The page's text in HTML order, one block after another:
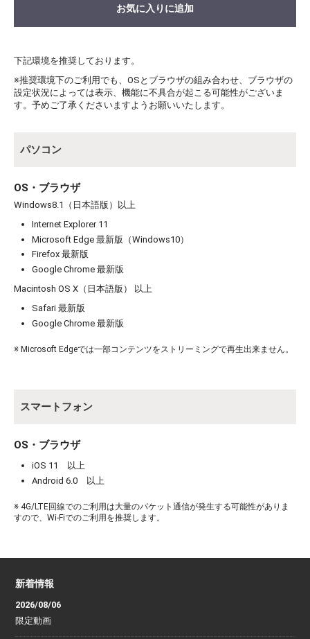
お買い物を続ける カートへ進む
お気に入りに追加
下記環境を推奨しております。
※推奨環境下のご利用でも、OSとブラウザの組み合わせ、ブラウザの
設定状況によっては表示、機能に不具合が起こる可能性がございま
す。予めご了承くださいますようお願いいたします。
パソコン
OS・ブラウザ
Windows8.1（日本語版）以上
Internet Explorer 11
Microsoft Edge 最新版（Windows10）
Firefox 最新版
Google Chrome 最新版
Macintosh OS X（日本語版） 以上
Safari 最新版
Google Chrome 最新版
※ Microsoft Edgeでは一部コンテンツをストリーミングで再生出来ません。
スマートフォン
OS・ブラウザ
iOS 11 以上
Android 6.0 以上
※ 4G/LTE回線でのご利用は大量のパケット通信が発生する可能性がありま
すので、Wi-Fiでのご利用を推奨します。
新着情報
2026/08/06
限定動画